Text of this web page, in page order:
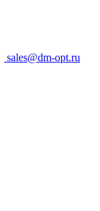
sales@dm-opt.ru